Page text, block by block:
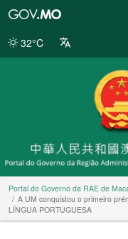
da
32°C
Portal do Governo da RAE de
A UM conquistou o primeiro
LÍNGUA PORTUGUESA